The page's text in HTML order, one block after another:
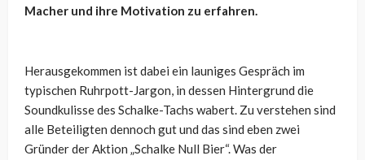
Macher und ihre Motivation zu erfahren.
Herausgekommen ist dabei ein launiges Gespräch im
typischen Ruhrpott-Jargon, in dessen Hintergrund die
Soundkulisse des Schalke-Tachs wabert. Zu verstehen sind
alle Beteiligten dennoch gut und das sind eben zwei
Gründer der Aktion „Schalke Null Bier“. Was der